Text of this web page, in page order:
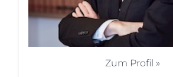
Zum Profil »